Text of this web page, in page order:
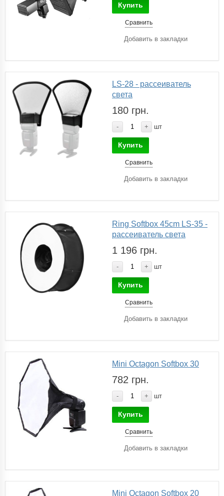
Купить
Сравнить
Добавить в закладки
LS-28 - рассеиватель
света
180 грн.
- + шт
Купить
Сравнить
Добавить в закладки
Ring Softbox 45cm LS-35 -
рассеиватель света
1 196 грн.
- + шт
Купить
Сравнить
Добавить в закладки
Mini Octagon Softbox 30
782 грн.
- + шт
Купить
Сравнить
Добавить в закладки
Mini Octagon Softbox 20